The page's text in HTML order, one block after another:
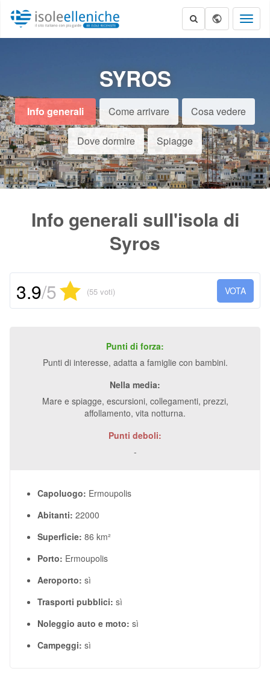
SYROS
Info generali Come arrivare Cosa vedere
Dove dormire Spiagge
Info generali sull'isola di
Syros
VOTA
3.9/5 (55 voti)
Punti di forza:
Punti di interesse, adatta a famiglie con bambini.
Nella media:
Mare e spiagge, escursioni, collegamenti, prezzi,
affollamento, vita notturna.
Punti deboli:
-
Capoluogo: Ermoupolis
Abitanti: 22000
Superficie: 86 km²
Porto: Ermoupolis
Aeroporto: sì
Trasporti pubblici: sì
Noleggio auto e moto: sì
Campeggi: sì